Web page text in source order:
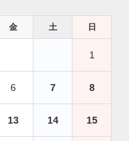
金 土 日
1
6 7 8
13 14 15